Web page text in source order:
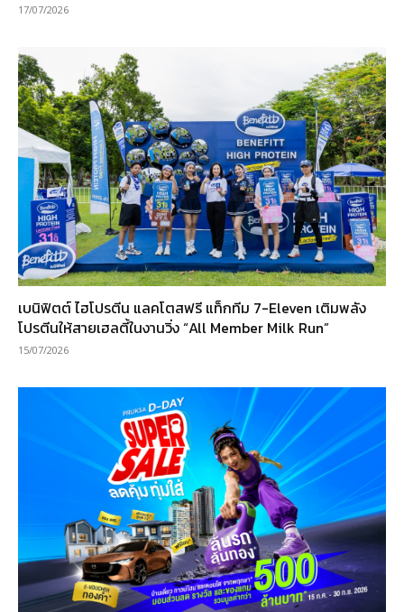
17/07/2026
เบนิฟิตต์ ไฮโปรตีน แลคโตสฟรี แท็กทีม 7-Eleven เติมพลัง
โปรตีนให้สายเฮลตี้ในงานวิ่ง “All Member Milk Run”
15/07/2026